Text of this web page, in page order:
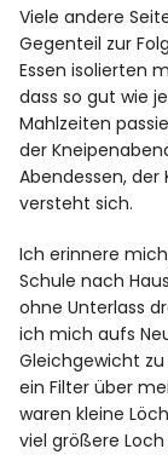
Viele andere
Gegenteil zur
Essen isolierten
dass so gut wie
Mahlzeiten
der
Abendessen, der
versteht sich.
Ich erinnere
Schule nach
ohne Unterlass
ich mich aufs
Gleichgewicht zu
ein Filter über
waren kleine
viel größere